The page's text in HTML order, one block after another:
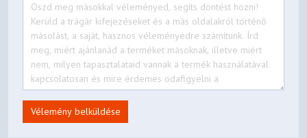
Vélemény belküldése